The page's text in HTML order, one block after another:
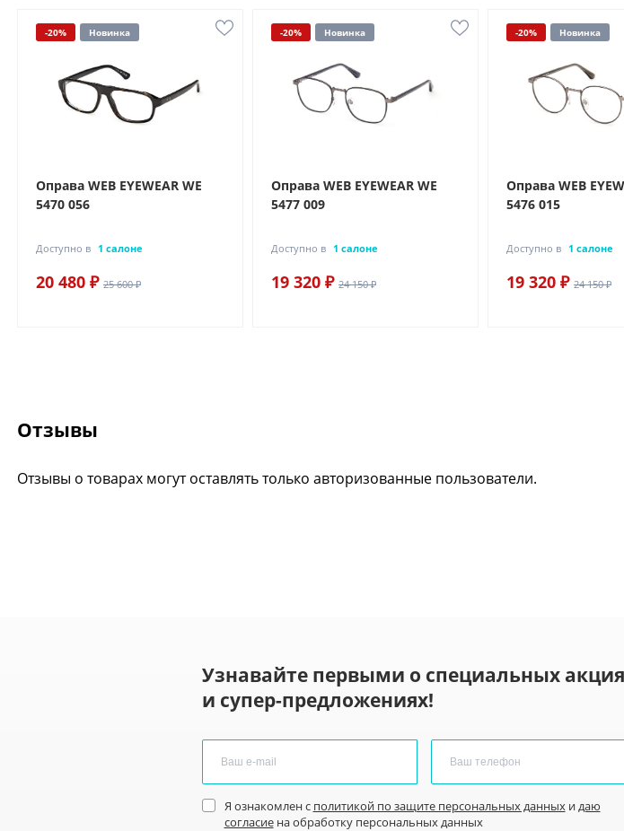
-20% Новинка
Оправа WEB EYEWEAR WE
5470 056
Доступно в 1 салоне
20 480 ₽ 25 600 ₽
-20% Новинка
Оправа WEB EYEWEAR WE
5477 009
Доступно в 1 салоне
19 320 ₽ 24 150 ₽
-20% Новинка
Оправа WEB
5476 015
Доступно в 1 салоне
19 320 ₽ 24 150 ₽
Отзывы
Отзывы о товарах могут оставлять только авторизованные пользователи.
Узнавайте первыми о специальных
и супер-предложениях!
Я ознакомлен с политикой по защите персональных данныхи даю
согласиена обработку персональных данных